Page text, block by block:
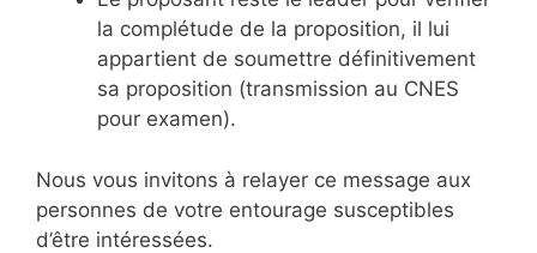
la complétude de la proposition, il lui
appartient de soumettre définitivement
sa proposition (transmission au CNES
pour examen).
Nous vous invitons à relayer ce message aux
personnes de votre entourage susceptibles
d’être intéressées.